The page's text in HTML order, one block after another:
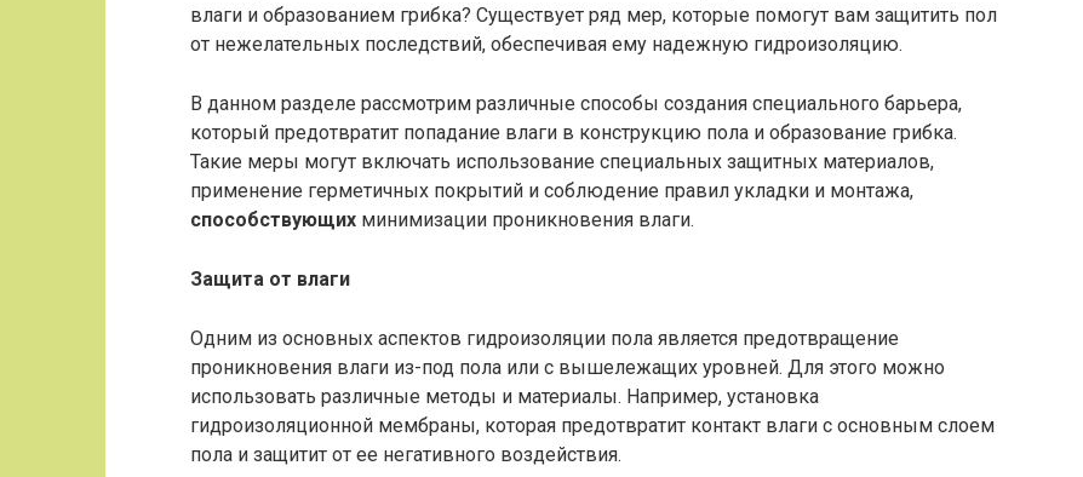
влаги и образованием грибка? Существует ряд мер, которые помогут вам защитить пол
от нежелательных последствий, обеспечивая ему надежную гидроизоляцию.
В данном разделе рассмотрим различные способы создания специального барьера,
который предотвратит попадание влаги в конструкцию пола и образование грибка.
Такие меры могут включать использование специальных защитных материалов,
применение герметичных покрытий и соблюдение правил укладки и монтажа,
способствующих минимизации проникновения влаги.
Защита от влаги
Одним из основных аспектов гидроизоляции пола является предотвращение
проникновения влаги из-под пола или с вышележащих уровней. Для этого можно
использовать различные методы и материалы. Например, установка
гидроизоляционной мембраны, которая предотвратит контакт влаги с основным слоем
пола и защитит от ее негативного воздействия.